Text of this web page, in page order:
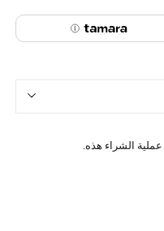
الشراء هذه.